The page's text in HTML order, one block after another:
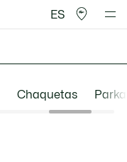
ES
Chaquetas